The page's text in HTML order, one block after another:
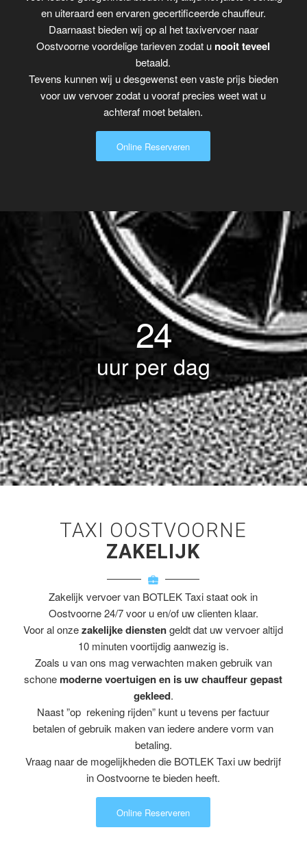
en uiteraard een ervaren gecertificeerde chauffeur.
Daarnaast bieden wij op al het taxivervoer naar
Oostvoorne voordelige tarieven zodat u nooit teveel
betaald.
Tevens kunnen wij u desgewenst een vaste prijs bieden
voor uw vervoer zodat u vooraf precies weet wat u
achteraf moet betalen.
Online Reserveren
24
uur per dag
TAXI OOSTVOORNE
ZAKELIJK
Zakelijk vervoer van BOTLEK Taxi staat ook in
Oostvoorne 24/7 voor u en/of uw clienten klaar.
Voor al onzezakelijke dienstengeldt dat uw vervoer altijd
10 minuten voortijdig aanwezig is.
Zoals u van ons mag verwachten maken gebruik van
schone moderne voertuigen en is uw chauffeur gepast
gekleed.
Naast ”op rekening rijden” kunt u tevens per factuur
betalen of gebruik maken van iedere andere vorm van
betaling.
Vraag naar de mogelijkheden die BOTLEK Taxi uw bedrijf
in Oostvoorne te bieden heeft.
Online Reserveren